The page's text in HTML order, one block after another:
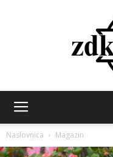
Naslovnica Magazin